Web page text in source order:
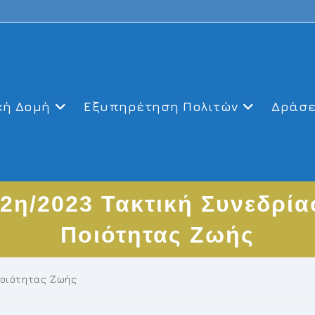
Δομή Εξυπηρέτηση Πολιτών
2023 Τακτική
Ποιότητας Ζωής
Ζωής